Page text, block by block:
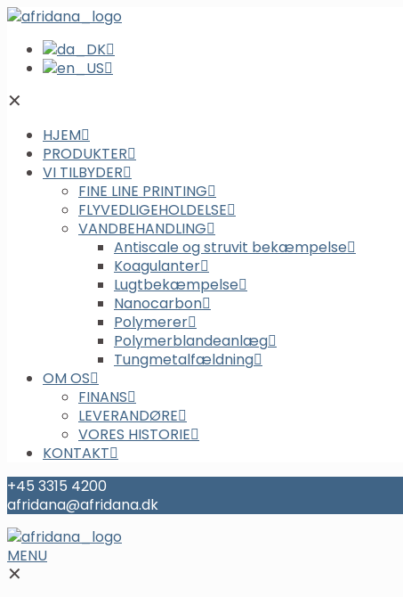
✕
HJEM
PRODUKTER
VI TILBYDER
FINE LINE PRINTING
FLYVEDLIGEHOLDELSE
VANDBEHANDLING
Antiscale og struvit bekæmpelse
Koagulanter
Lugtbekæmpelse
Nanocarbon
Polymerer
Polymerblandeanlæg
Tungmetalfældning
OM OS
FINANS
LEVERANDØRE
VORES HISTORIE
KONTAKT
+45 3315 4200
afridana@afridana.dk
MENU
✕